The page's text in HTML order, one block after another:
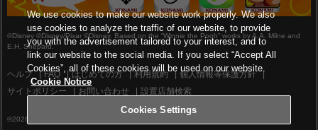
©Disney ©Disney/Pixar ©Disney. Based on the “Winnie the Pooh” works by A.A. Milne and
E.H. Shepard.
ヘルプ FAQ はじめての方 利用規約
個人情報等保護方針
サイトポリシー
お問い合わせ 設置店舗検索
©2026 Konami Digital Entertainment
We use cookies to make our website work properly. We also
use cookies to analyze the traffic of our website, to provide
you with the advertisement tailored to your interest, and to
link our website to the social media. If you select “Accept All
Cookies”, all of these cookies will be used on our website.
Cookie Notice
Cookies Settings